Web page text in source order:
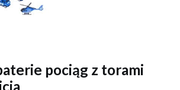
pociąg z torami